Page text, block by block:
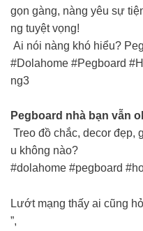
gọn gàng, nàng yêu sự
ng tuyệt vọng!
Ai nói nàng khó hiểu?
#Dolahome #Pegboard
ng3
Pegboard nhà bạn vẫn
Treo đồ chắc, decor đẹp,
u không nào?
#dolahome #pegboard
Lướt mạng thấy ai cũng
”,